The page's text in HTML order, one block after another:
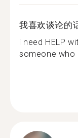
我喜欢谈论的
i need HELP
someone who